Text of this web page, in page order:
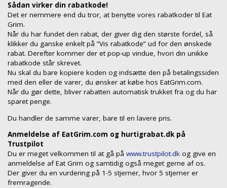
Sådan virker din rabatkode!
Det er nemmere end du tror, at benytte vores rabatkoder til Eat
Grim.
Når du har fundet den rabat, der giver dig den største fordel, så
klikker du ganske enkelt på ”Vis rabatkode” ud for den ønskede
rabat. Derefter kommer der et pop-up vindue, hvori din unikke
rabatkode står skrevet.
Nu skal du bare kopiere koden og indsætte den på betalingssiden
med den eller de varer, du ønsker at købe hos EatGrim.com.
Når du gør dette, bliver rabatten automatisk trukket fra og du har
sparet penge.
Du handler de samme varer, bare til en lavere pris.
Anmeldelse af EatGrim.com og hurtigrabat.dk på
Trustpilot
Du er meget velkommen til at gå på www.trustpilot.dk og give en
anmeldelse af Eat Grim og samtidig også meget gerne af os.
Der giver du en vurdering på 1-5 stjerner, hvor 5 stjerner er
fremragende.